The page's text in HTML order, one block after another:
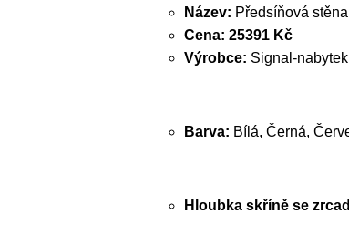
Název: Předsíňová
Cena: 25391 Kč
Výrobce: Signal-nabytek
Barva: Bílá, Černá,
Hloubka skříně se